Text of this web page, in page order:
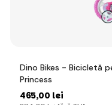
Dino Bikes - Bicicletă
Princess
465,00 lei